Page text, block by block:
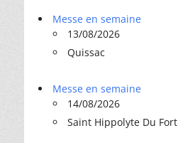
Messe en semaine
13/08/2026
Quissac
Messe en semaine
14/08/2026
Saint Hippolyte Du Fort